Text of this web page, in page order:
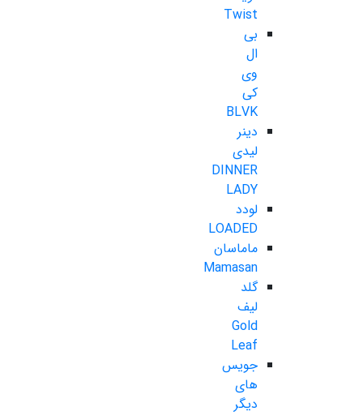
Twist
بی
ال
وی
کی
BLVK
دینر
لیدی
DINNER
LADY
لودد
LOADED
ماماسان
Mamasan
گلد
لیف
Gold
Leaf
جویس
های
دیگر